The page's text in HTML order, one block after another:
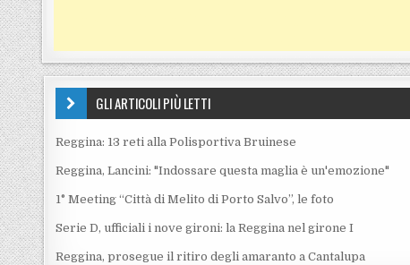
GLI ARTICOLI PIÙ LETTI
Reggina: 13 reti alla Polisportiva Bruinese
Reggina, Lancini: "Indossare questa maglia è un'emozione"
1° Meeting “Città di Melito di Porto Salvo”, le foto
Serie D, ufficiali i nove gironi: la Reggina nel girone I
Reggina, prosegue il ritiro degli amaranto a Cantalupa